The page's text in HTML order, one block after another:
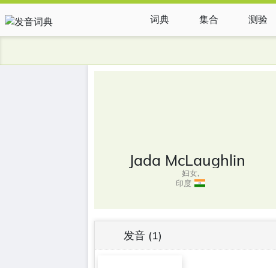
词典 集合 测验
Jada McLaughlin
妇女,
印度
发音 (1)